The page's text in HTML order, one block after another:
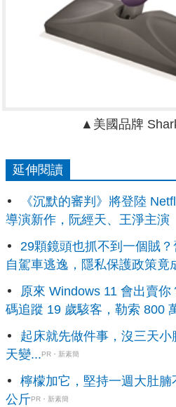
▲美國品牌
延伸閱讀
《沉默的審判》將登陸
導演新作，阮經天、王淨主演
29顆鏡頭也抓不到一個賊
自駕車逃逸，隱私保護政策竟
原來 Windows 11 會出賣你
碼追蹤 19 歲駭客，勒索 800
起床就先做件事，沒三天
天變...PR・新素簡
檸檬加它，堅持一週大肚
公斤PR・新素簡